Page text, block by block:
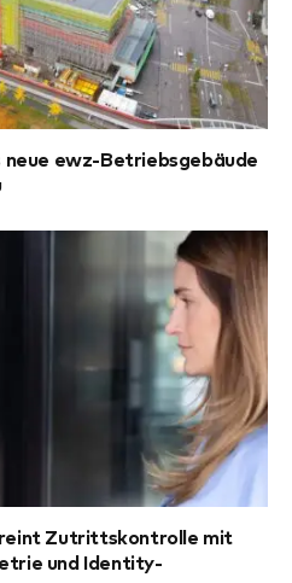
neue ewz-Betriebsgebäude
Zutrittskontrolle mit
und Identity-